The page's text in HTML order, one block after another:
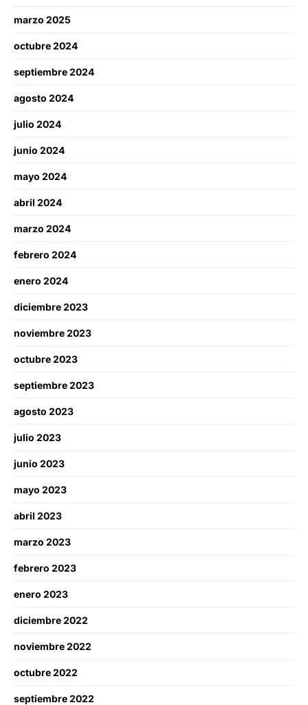
marzo 2025
octubre 2024
septiembre 2024
agosto 2024
julio 2024
junio 2024
mayo 2024
abril 2024
marzo 2024
febrero 2024
enero 2024
diciembre 2023
noviembre 2023
octubre 2023
septiembre 2023
agosto 2023
julio 2023
junio 2023
mayo 2023
abril 2023
marzo 2023
febrero 2023
enero 2023
diciembre 2022
noviembre 2022
octubre 2022
septiembre 2022